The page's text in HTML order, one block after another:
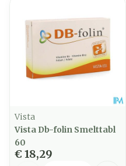
Vista
Vista Db-folin Smelttabl
60
€ 18,29